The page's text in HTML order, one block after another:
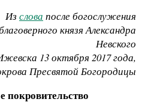
Изслова после богослужения
князя Александра
Невского
13 октября 2017 года,
Пресвятой Богородицы
покровительство